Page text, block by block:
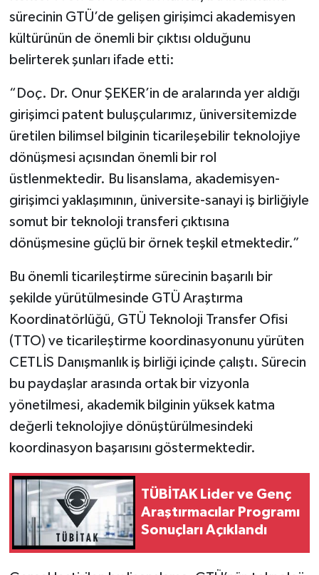
sürecinin GTÜ’de gelişen girişimci akademisyen
kültürünün de önemli bir çıktısı olduğunu
belirterek şunları ifade etti:
“Doç. Dr. Onur ŞEKER’in de aralarında yer aldığı
girişimci patent buluşçularımız, üniversitemizde
üretilen bilimsel bilginin ticarileşebilir teknolojiye
dönüşmesi açısından önemli bir rol
üstlenmektedir. Bu lisanslama, akademisyen-
girişimci yaklaşımının, üniversite-sanayi iş birliğiyle
somut bir teknoloji transferi çıktısına
dönüşmesine güçlü bir örnek teşkil etmektedir.”
Bu önemli ticarileştirme sürecinin başarılı bir
şekilde yürütülmesinde GTÜ Araştırma
Koordinatörlüğü, GTÜ Teknoloji Transfer Ofisi
(TTO) ve ticarileştirme koordinasyonunu yürüten
CETLİS Danışmanlık iş birliği içinde çalıştı. Sürecin
bu paydaşlar arasında ortak bir vizyonla
yönetilmesi, akademik bilginin yüksek katma
değerli teknolojiye dönüştürülmesindeki
koordinasyon başarısını göstermektedir.
TÜBİTAK Lider ve Genç
Araştırmacılar Programı
Sonuçları Açıklandı